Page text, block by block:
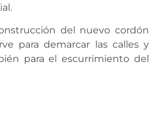
del nuevo cordón
para demarcar las calles y
para el escurrimiento del